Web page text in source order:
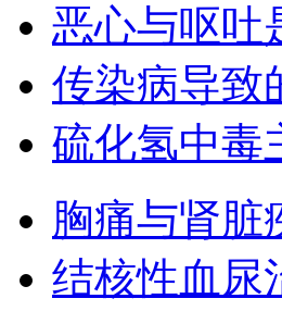
恶心与呕吐
传染病导致
硫化氢中毒
胸痛与肾脏
结核性血尿